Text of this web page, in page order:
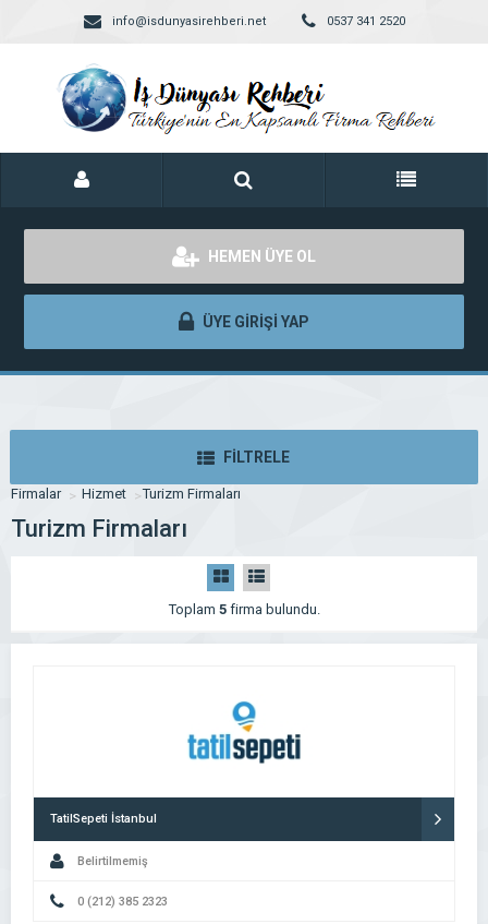
info@isdunyasirehberi.net 0537 341 2520
HEMEN ÜYE OL
ÜYE GİRİŞİ YAP
FİLTRELE
Firmalar Hizmet Turizm Firmaları
Turizm Firmaları
Toplam 5firma bulundu.
TatilSepeti İstanbul
Belirtilmemiş
0 (212) 385 2323